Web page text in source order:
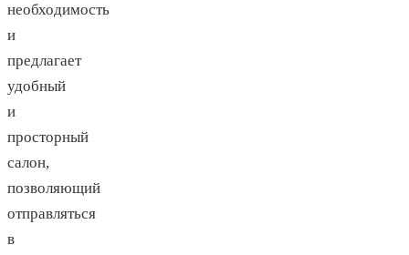
необходимость
и
предлагает
удобный
и
просторный
салон,
позволяющий
отправляться
в